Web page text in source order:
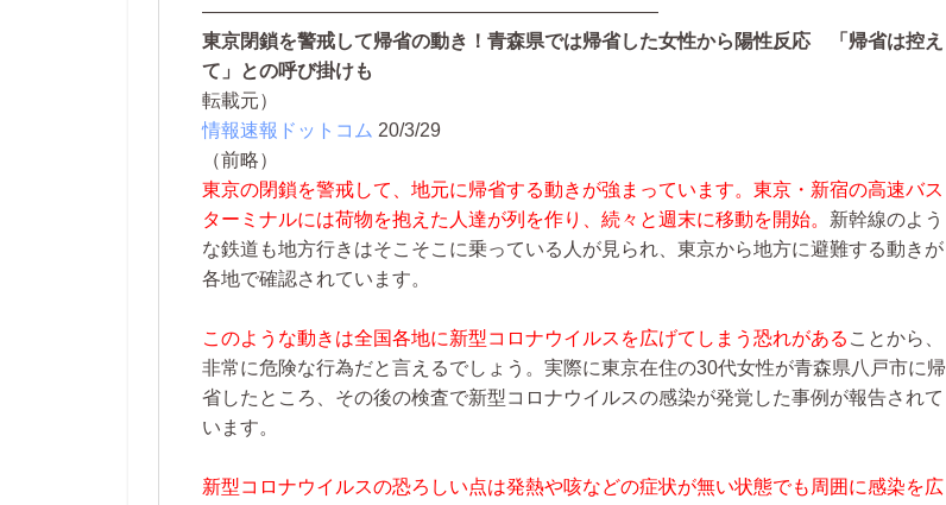
————————————————————————
東京閉鎖を警戒して帰省の動き！青森県では帰省した女性から陽性反応 「帰省は控え
て」との呼び掛けも
転載元）
情報速報ドットコム 20/3/29
（前略）
東京の閉鎖を警戒して、地元に帰省する動きが強まっています。東京・新宿の高速バス
ターミナルには荷物を抱えた人達が列を作り、続々と週末に移動を開始。 新幹線のよう
な鉄道も地方行きはそこそこに乗っている人が見られ、東京から地方に避難する動きが
各地で確認されています。
このような動きは全国各地に新型コロナウイルスを広げてしまう恐れがある ことから、
非常に危険な行為だと言えるでしょう。実際に東京在住の30代女性が青森県八戸市に帰
省したところ、その後の検査で新型コロナウイルスの感染が発覚した事例が報告されて
います。
新型コロナウイルスの恐ろしい点は発熱や咳などの症状が無い状態でも周囲に感染を広